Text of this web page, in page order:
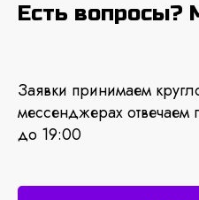
Есть вопросы?
Заявки принимаем
мессенджерах
до 19:00